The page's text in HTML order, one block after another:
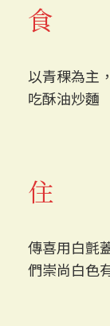
食
以青稞為主
吃酥油炒麵
住
傳喜用白氈
們崇尚白色